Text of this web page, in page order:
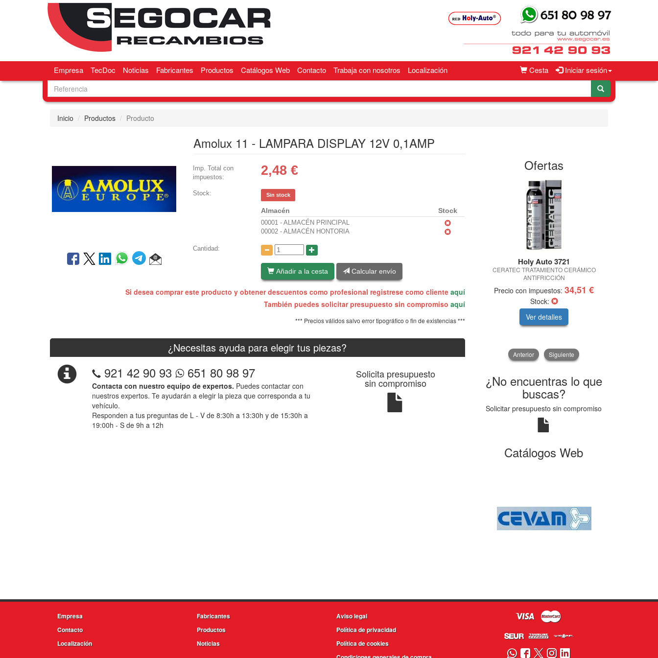
Cesta Iniciar sesión
Empresa TecDoc Noticias Fabricantes Productos Catálogos Web Contacto Trabaja con nosotros Localización
Inicio Productos Producto
Amolux 11 - LAMPARA DISPLAY 12V 0,1AMP
Imp. Total con
impuestos:
2,48 €
Stock: Sin stock
Almacén Stock
00001 - ALMACÉN PRINCIPAL
00002 - ALMACÉN HONTORIA
Cantidad:
Añadir a la cesta Calcular envío
Si desea comprar este producto y obtener descuentos como profesional registrese como cliente aquí
También puedes solicitar presupuesto sin compromiso aquí
*** Precios válidos salvo error tipográfico o fin de existencias ***
¿Necesitas ayuda para elegir tus piezas?
921 42 90 93 651 80 98 97
Contacta con nuestro equipo de expertos. Puedes contactar con
nuestros expertos. Te ayudarán a elegir la pieza que corresponda a tu
vehículo.
Responden a tus preguntas de L - V de 8:30h a 13:30h y de 15:30h a
19:00h - S de 9h a 12h
Solicita presupuesto
sin compromiso
Ofertas
Holy Auto 3721
CERATEC TRATAMIENTO CERÁMICO
ANTIFRICCIÓN
Precio con impuestos: 34,51 €
Stock:
Ver detalles
Anterior Siguiente
¿No encuentras lo que
buscas?
Solicitar presupuesto sin compromiso
Catálogos Web
Empresa
Contacto
Localización
Fabricantes
Productos
Noticias
Aviso legal
Política de privacidad
Política de cookies